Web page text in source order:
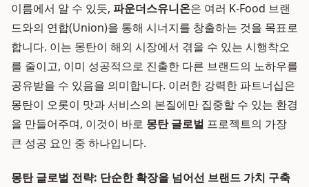
이름에서 알 수 있듯, 파운더스유니온은 여러 K-Food 브랜
드와의 연합(Union)을 통해 시너지를 창출하는 것을 목표로
합니다. 이는 몽탄이 해외 시장에서 겪을 수 있는 시행착오
를 줄이고, 이미 성공적으로 진출한 다른 브랜드의 노하우를
공유받을 수 있음을 의미합니다. 이러한 강력한 파트너십은
몽탄이 오롯이 맛과 서비스의 본질에만 집중할 수 있는 환경
을 만들어주며, 이것이 바로 몽탄 글로벌 프로젝트의 가장
큰 성공 요인 중 하나입니다.
몽탄 글로벌 전략: 단순한 확장을 넘어선 브랜드 가치 구축